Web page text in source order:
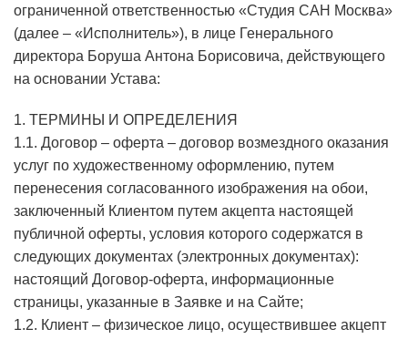
ограниченной ответственностью «Студия САН Москва»
(далее – «Исполнитель»), в лице Генерального
директора Боруша Антона Борисовича, действующего
на основании Устава:
1. ТЕРМИНЫ И ОПРЕДЕЛЕНИЯ
1.1. Договор – оферта – договор возмездного оказания
услуг по художественному оформлению, путем
перенесения согласованного изображения на обои,
заключенный Клиентом путем акцепта настоящей
публичной оферты, условия которого содержатся в
следующих документах (электронных документах):
настоящий Договор-оферта, информационные
страницы, указанные в Заявке и на Сайте;
1.2. Клиент – физическое лицо, осуществившее акцепт